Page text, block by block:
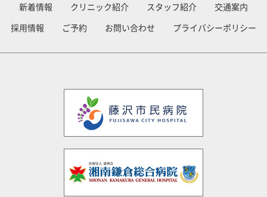
新着情報
クリニック紹介 スタッフ紹介
交通案内
採用情報
ご予約 お問い合わせ プライバシーポリシー